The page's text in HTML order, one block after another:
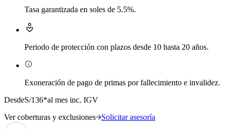
Tasa garantizada en soles de 5.5%.
Periodo de protección con plazos desde 10 hasta 20 años.
Exoneración de pago de primas por fallecimiento e invalidez.
DesdeS/136*al mes inc. IGV
Ver coberturas y exclusiones
Solicitar asesoría